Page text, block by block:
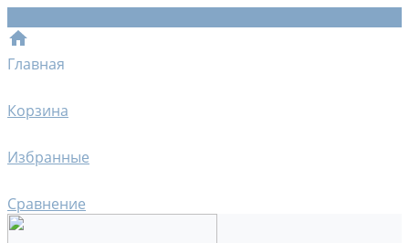
Главная
Корзина
Избранные
Сравнение